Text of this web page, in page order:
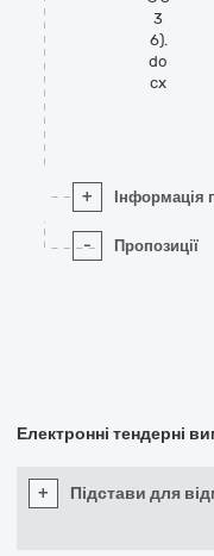
3
6).
do
cx
+ Інформація
- Пропозиції
Електронні тендерні
+ Підстави для